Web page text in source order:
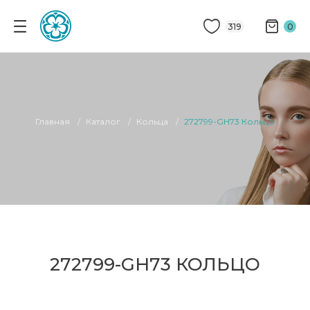
319 0
Главная Каталог Кольца 272799-GH73 Кольцо
272799-GH73 КОЛЬЦО